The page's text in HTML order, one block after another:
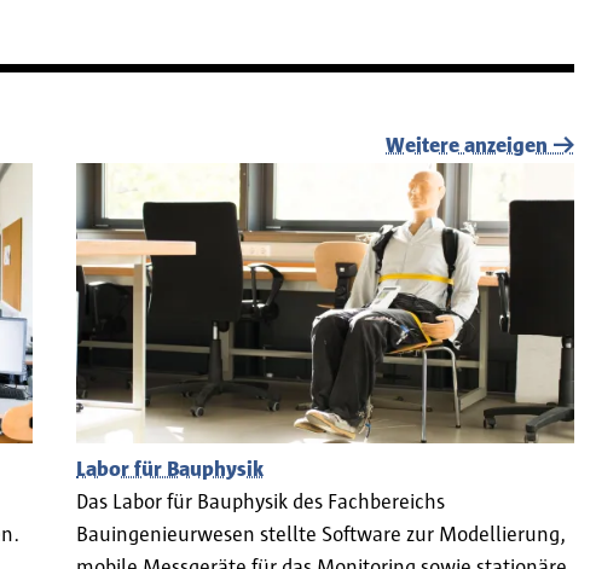
Weitere anzeigen
Labor für Bauphysik
Das Labor für Bauphysik des Fachbereichs
Bauingenieurwesen stellte Software zur Modellierung,